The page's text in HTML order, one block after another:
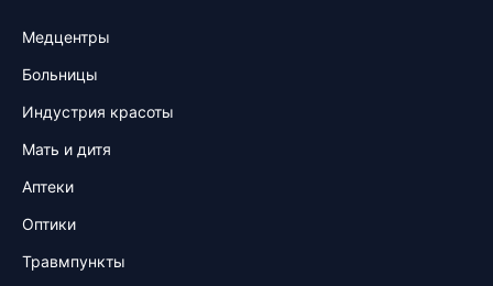
Медцентры
Больницы
Индустрия красоты
Мать и дитя
Аптеки
Оптики
Травмпункты